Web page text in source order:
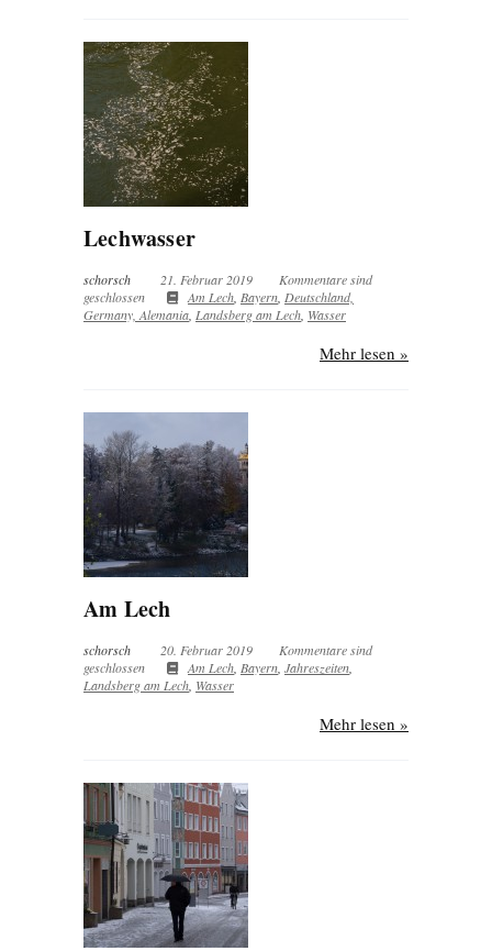
Lechwasser
schorsch 21. Februar 2019
Kommentare sind
geschlossen
Am Lech Bayern Deutschland,
Germany, Alemania Landsberg am Lech Wasser
Mehr lesen »
Am Lech
schorsch 20. Februar 2019
Kommentare sind
geschlossen
Am Lech Bayern Jahreszeiten
Landsberg am Lech Wasser
Mehr lesen »